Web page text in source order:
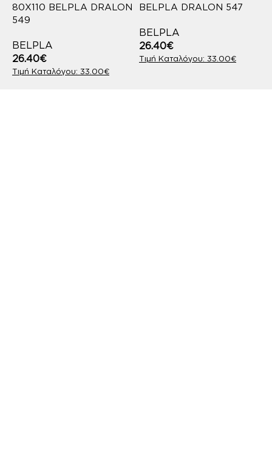
80X110 BELPLA DRALON
549
BELPLA
33.00€
26.40€
BELPLA DRALON 547
BELPLA
33.00€
26.40€